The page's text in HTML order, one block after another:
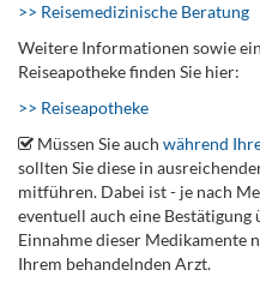
>> Reisemedizinische Beratung
Weitere Informationen sowie
Reiseapotheke finden Sie hier:
>> Reiseapotheke
Müssen Sie auch während
sollten Sie diese in
mitführen. Dabei ist - je nach
eventuell auch eine
Einnahme dieser Medikamente
Ihrem behandelnden Arzt.